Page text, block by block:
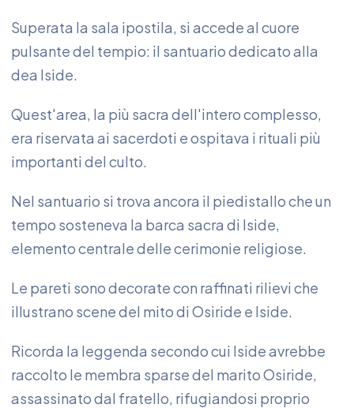
Superata la sala ipostila, si accede al cuore
pulsante del tempio: il santuario dedicato alla
dea Iside.
Quest'area, la più sacra dell'intero complesso,
era riservata ai sacerdoti e ospitava i rituali più
importanti del culto.
Nel santuario si trova ancora il piedistallo che un
tempo sosteneva la barca sacra di Iside,
elemento centrale delle cerimonie religiose.
Le pareti sono decorate con raffinati rilievi che
illustrano scene del mito di Osiride e Iside.
Ricorda la leggenda secondo cui Iside avrebbe
raccolto le membra sparse del marito Osiride,
assassinato dal fratello, rifugiandosi proprio